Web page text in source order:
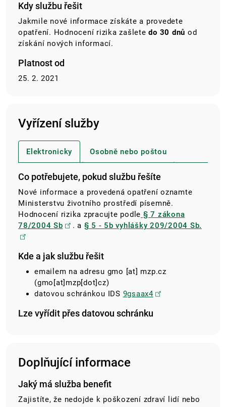
Kdy službu řešit
Jakmile nové informace získáte a provedete
opatření. Hodnocení rizika zašletedo 30 dnů od
získání nových informací.
Platnost od
25. 2. 2021
Vyřízení služby
Elektronicky Osobně nebo poštou
Co potřebujete, pokud službu řešíte
Nové informace a provedená opatření oznamte
Ministerstvu životního prostředí písemně.
Hodnocení rizika zpracujte podle § 7 zákona
78/2004 Sb
. a § 5 - 5b vyhlášky 209/2004 Sb.
Kde a jak službu řešit
emailem na adresu gmo [at] mzp.cz
(gmo[at]mzp[dot]cz)
datovou schránkou IDS 9gsaax4
Lze vyřídit přes datovou schránku
Doplňující informace
Jaký má služba benefit
Zajistíte, že nedojde k poškození zdraví lidí nebo